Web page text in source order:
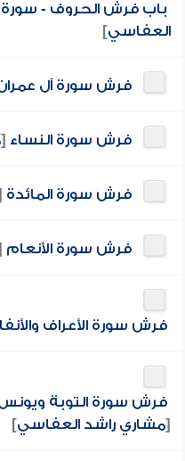
باب فرش الحروف - سورة
العفاسي]
فرش سورة آل
فرش سورة النساء [
فرش سورة المائدة
فرش سورة الأنعام
فرش سورة الأعراف
فرش سورة التوبة
[مشاري راشد العفاسي]